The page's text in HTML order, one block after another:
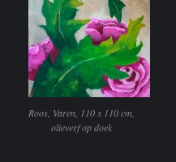
Roos, Varen, 110 x 110 cm,
olieverf op doek